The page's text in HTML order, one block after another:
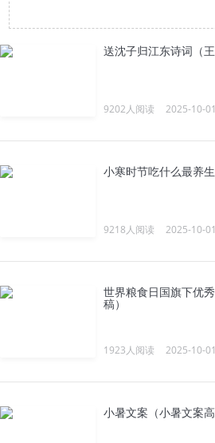
送沈子归江东诗词（
9202人阅读 2025-10-01
小寒时节吃什么最养
9218人阅读 2025-10-01
世界粮食日国旗下优
稿）
1923人阅读 2025-10-01
小暑文案（小暑文案高